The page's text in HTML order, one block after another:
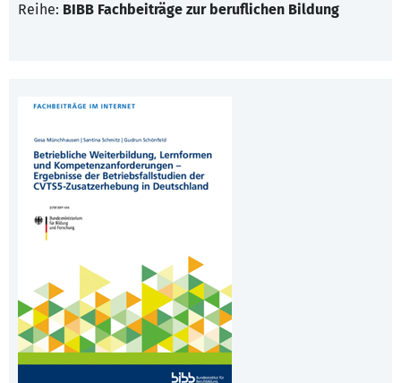
Reihe: BIBB Fachbeiträge zur beruflichen Bildung